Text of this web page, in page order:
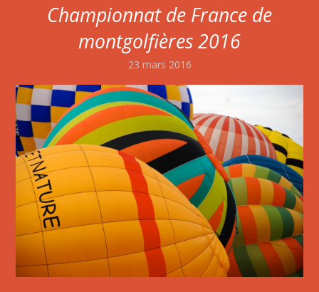
Championnat de France de
montgolfières 2016
23 mars 2016